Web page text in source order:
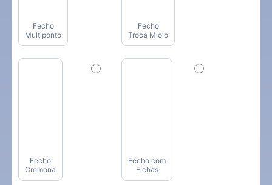
Fecho
Multiponto
Fecho
Troca Miolo
Fecho
Cremona
Fecho com
Fichas